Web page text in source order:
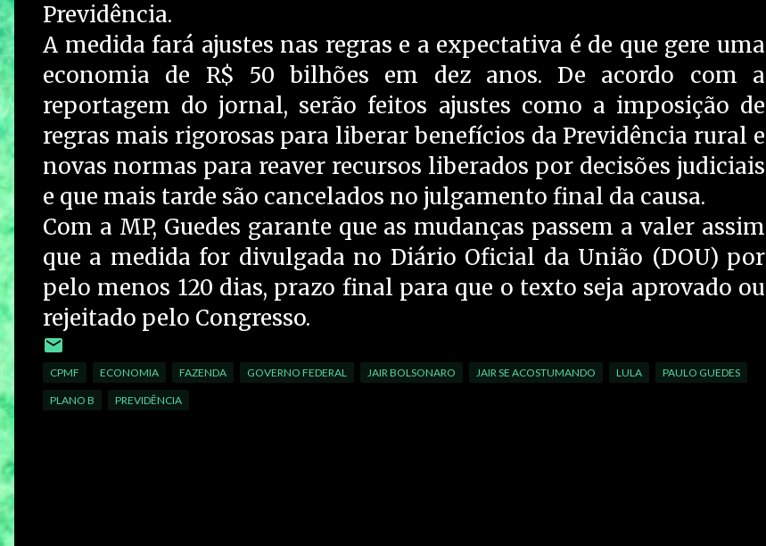
Previdência.
A medida fará ajustes nas regras e a expectativa é de que gere uma
economia de R$ 50 bilhões em dez anos. De acordo com a
reportagem do jornal, serão feitos ajustes como a imposição de
regras mais rigorosas para liberar benefícios da Previdência rural e
novas normas para reaver recursos liberados por decisões judiciais
e que mais tarde são cancelados no julgamento final da causa.
Com a MP, Guedes garante que as mudanças passem a valer assim
que a medida for divulgada no Diário Oficial da União (DOU) por
pelo menos 120 dias, prazo final para que o texto seja aprovado ou
rejeitado pelo Congresso.
CPMF ECONOMIA FAZENDA GOVERNO FEDERAL JAIR BOLSONARO JAIR SE ACOSTUMANDO LULA PAULO GUEDES
PLANO B PREVIDÊNCIA